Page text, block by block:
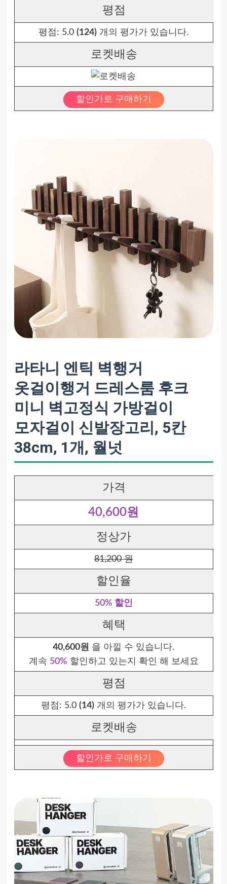
평점
평점: 5.0 (124) 개의 평가가 있습니다.
로켓배송
할인가로 구매하기
라타니 엔틱 벽행거
옷걸이행거 드레스룸 후크
미니 벽고정식 가방걸이
모자걸이 신발장고리, 5칸
38cm, 1개, 월넛
가격
40,600원
정상가
81,200 원
할인율
50% 할인
혜택
40,600원 을 아낄 수 있습니다.
계속 50% 할인하고 있는지 확인 해 보세요
평점
평점: 5.0 (14) 개의 평가가 있습니다.
로켓배송
할인가로 구매하기